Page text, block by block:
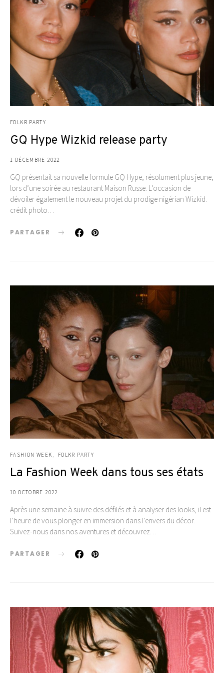
FOLKR PARTY
GQ Hype Wizkid release party
1 DÉCEMBRE 2022
GQ présentait sa nouvelle formule GQ Hype, résolument plus jeune,
lors d’une soirée au restaurant Maison Russe. L’occasion de
dévoiler également le nouveau projet du prodige nigérian Wizkid.
crédit photo…
PARTAGER
FASHION WEEK FOLKR PARTY
La Fashion Week dans tous ses états
10 OCTOBRE 2022
Après une semaine à suivre des défilés et à analyser des looks, il est
l’heure de vous plonger en immersion dans l’envers du décor.
Suivez-nous dans nos aventures et découvrez…
PARTAGER